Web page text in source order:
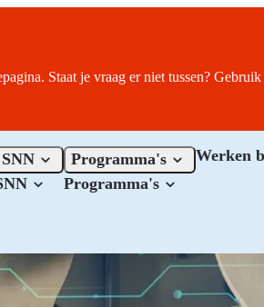
Staat je vraag er niet tussen?
Programma's
Programma's
Werken